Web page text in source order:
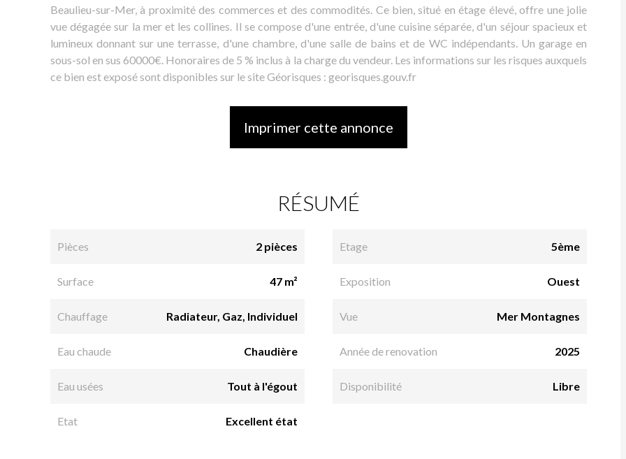
Beaulieu-sur-Mer, à proximité des commerces et des commodités. Ce bien, situé en étage élevé, offre une jolie
vue dégagée sur la mer et les collines. Il se compose d'une entrée, d'une cuisine séparée, d'un séjour spacieux et
lumineux donnant sur une terrasse, d'une chambre, d'une salle de bains et de WC indépendants. Un garage en
sous-sol en sus 60000€. Honoraires de 5 % inclus à la charge du vendeur. Les informations sur les risques auxquels
ce bien est exposé sont disponibles sur le site Géorisques : georisques.gouv.fr
Imprimer cette annonce
RÉSUMÉ
Pièces 2 pièces
Surface 47 m²
Chauffage Radiateur, Gaz, Individuel
Eau chaude Chaudière
Eau usées Tout à l'égout
Etat Excellent état
Etage 5ème
Exposition Ouest
Vue Mer Montagnes
Année de renovation 2025
Disponibilité Libre